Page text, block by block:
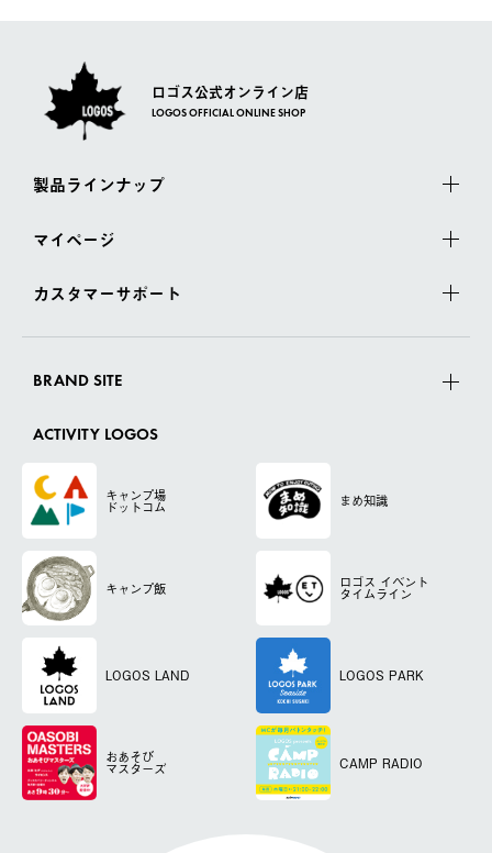
ロゴス公式オンライン店
LOGOS OFFICIAL ONLINE SHOP
製品ラインナップ
マイページ
カスタマーサポート
BRAND SITE
ACTIVITY LOGOS
キャンプ場
ドットコム まめ知識
キャンプ飯 ロゴス イベント
タイムライン
LOGOS LAND LOGOS PARK
おあそび
マスターズ CAMP RADIO